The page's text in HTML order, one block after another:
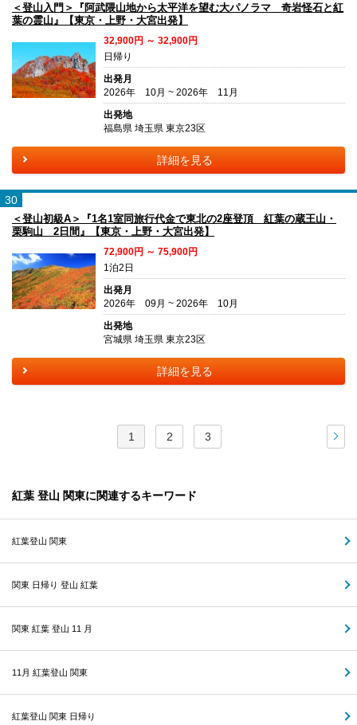
＜登山入門＞『阿武隈山地から太平洋を望む大パノラマ 奇岩怪石と紅
葉の霊山』【東京・上野・大宮出発】
32,900円 ～ 32,900円
日帰り
出発月
2026年 10月 ~ 2026年 11月
出発地
福島県 埼玉県 東京23区
詳細を見る
30
＜登山初級A＞『1名1室同旅行代金で東北の2座登頂 紅葉の蔵王山・
栗駒山 2日間』【東京・上野・大宮出発】
72,900円 ～ 75,900円
1泊2日
出発月
2026年 09月 ~ 2026年 10月
出発地
宮城県 埼玉県 東京23区
詳細を見る
1 2 3
紅葉 登山 関東に関連するキーワード
紅葉登山 関東
関東 日帰り 登山 紅葉
関東 紅葉 登山 11 月
11月 紅葉登山 関東
紅葉登山 関東 日帰り